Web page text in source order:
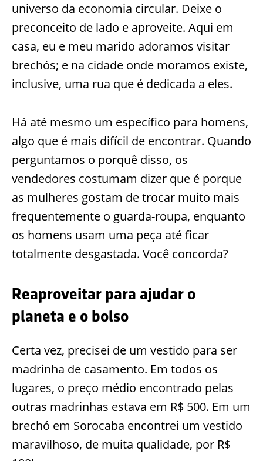
universo da economia circular. Deixe o
preconceito de lado e aproveite. Aqui em
casa, eu e meu marido adoramos visitar
brechós; e na cidade onde moramos existe,
inclusive, uma rua que é dedicada a eles.
Há até mesmo um específico para homens,
algo que é mais difícil de encontrar. Quando
perguntamos o porquê disso, os
vendedores costumam dizer que é porque
as mulheres gostam de trocar muito mais
frequentemente o guarda-roupa, enquanto
os homens usam uma peça até ficar
totalmente desgastada. Você concorda?
Reaproveitar para ajudar o
planeta e o bolso
Certa vez, precisei de um vestido para ser
madrinha de casamento. Em todos os
lugares, o preço médio encontrado pelas
outras madrinhas estava em R$ 500. Em um
brechó em Sorocaba encontrei um vestido
maravilhoso, de muita qualidade, por R$